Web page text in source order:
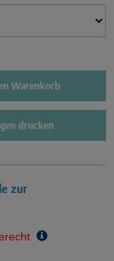
Warenkorb
drucken
zur